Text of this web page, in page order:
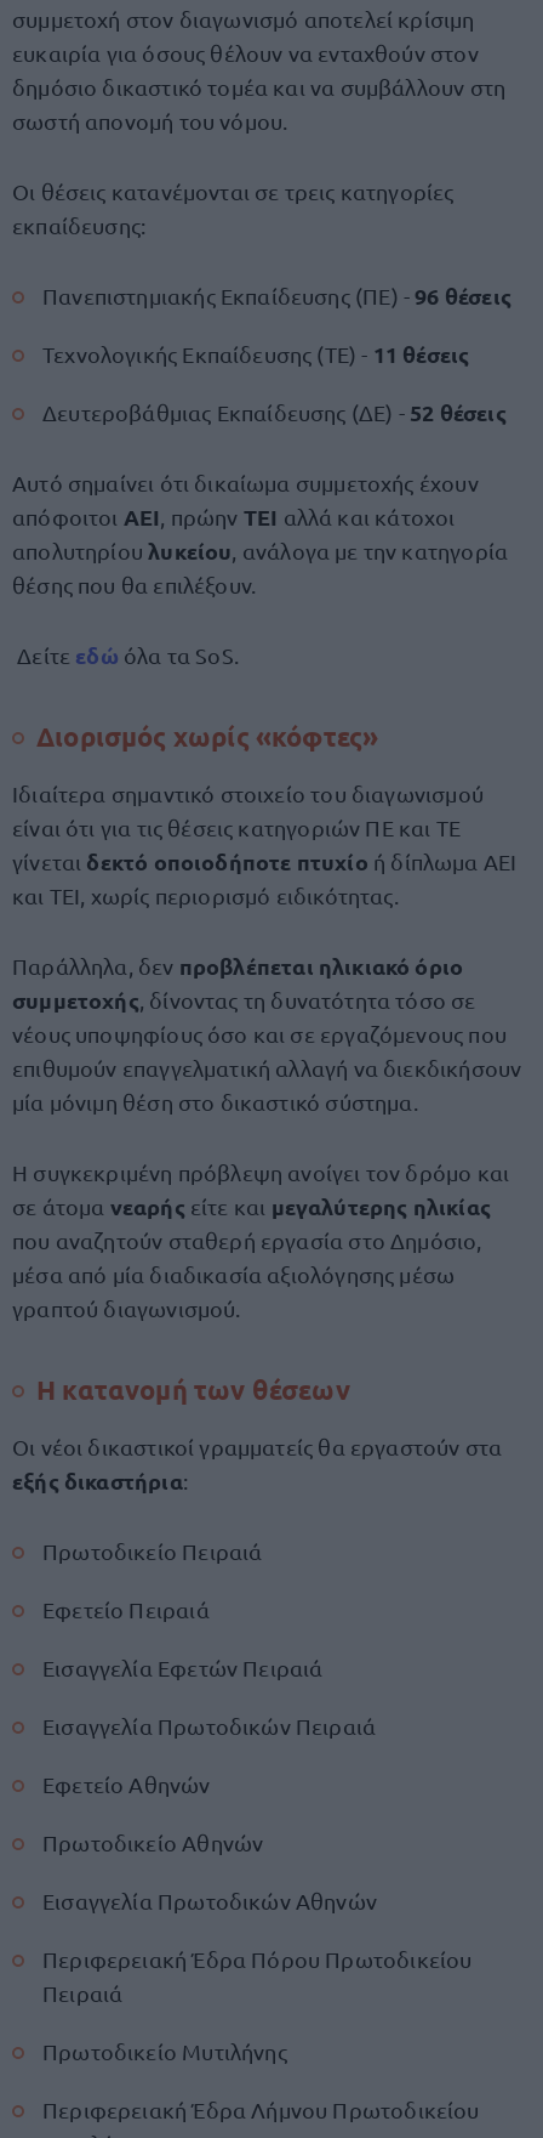
συμμετοχή στον διαγωνισμό αποτελεί κρίσιμη
ευκαιρία για όσους θέλουν να ενταχθούν στον
δημόσιο δικαστικό τομέα και να συμβάλλουν στη
σωστή απονομή του νόμου.
Οι θέσεις κατανέμονται σε τρεις κατηγορίες
εκπαίδευσης:
Πανεπιστημιακής Εκπαίδευσης (ΠΕ) -96 θέσεις
Τεχνολογικής Εκπαίδευσης (ΤΕ) - 11 θέσεις
Δευτεροβάθμιας Εκπαίδευσης (ΔΕ) - 52 θέσεις
Αυτό σημαίνει ότι δικαίωμα συμμετοχής έχουν
απόφοιτοι ΑΕΙ , πρώην ΤΕΙ αλλά και κάτοχοι
απολυτηρίουλυκείου , ανάλογα με την κατηγορία
θέσης που θα επιλέξουν.
Δείτε εδώ όλα τα SoS.
Διορισμός χωρίς «κόφτες»
Ιδιαίτερα σημαντικό στοιχείο του διαγωνισμού
είναι ότι για τις θέσεις κατηγοριών ΠΕ και ΤΕ
γίνεται δεκτό οποιοδήποτε πτυχίο ή δίπλωμα ΑΕΙ
και ΤΕΙ, χωρίς περιορισμό ειδικότητας.
Παράλληλα, δεν προβλέπεται ηλικιακό όριο
συμμετοχής , δίνοντας τη δυνατότητα τόσο σε
νέους υποψηφίους όσο και σε εργαζόμενους που
επιθυμούν επαγγελματική αλλαγή να διεκδικήσουν
μία μόνιμη θέση στο δικαστικό σύστημα.
Η συγκεκριμένη πρόβλεψη ανοίγει τον δρόμο και
σε άτομα νεαρής είτε και μεγαλύτερης ηλικίας
που αναζητούν σταθερή εργασία στο Δημόσιο,
μέσα από μία διαδικασία αξιολόγησης μέσω
γραπτού διαγωνισμού.
Η κατανομή των θέσεων
Οι νέοι δικαστικοί γραμματείς θα εργαστούν στα
εξής δικαστήρια:
Πρωτοδικείο Πειραιά
Εφετείο Πειραιά
Εισαγγελία Εφετών Πειραιά
Εισαγγελία Πρωτοδικών Πειραιά
Εφετείο Αθηνών
Πρωτοδικείο Αθηνών
Εισαγγελία Πρωτοδικών Αθηνών
Περιφερειακή Έδρα Πόρου Πρωτοδικείου
Πειραιά
Πρωτοδικείο Μυτιλήνης
Περιφερειακή Έδρα Λήμνου Πρωτοδικείου